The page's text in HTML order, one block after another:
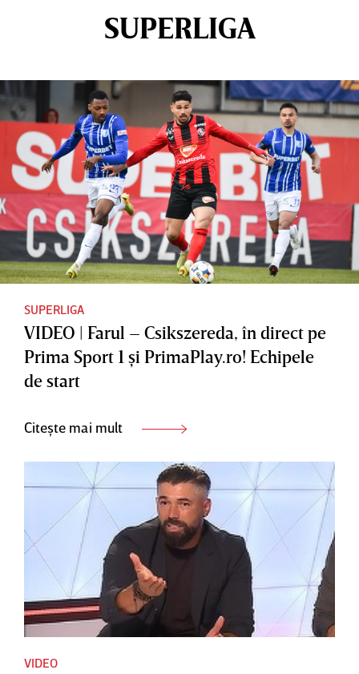
SUPERLIGA
SUPERLIGA
VIDEO | Farul – Csikszereda, în direct pe
Prima Sport 1 şi PrimaPlay.ro! Echipele
de start
Citește mai mult
VIDEO